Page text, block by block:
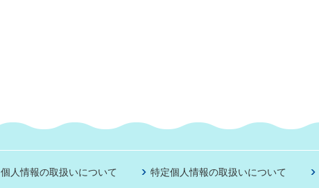
個人情報の取扱いについて 特定個人情報の取扱いについて